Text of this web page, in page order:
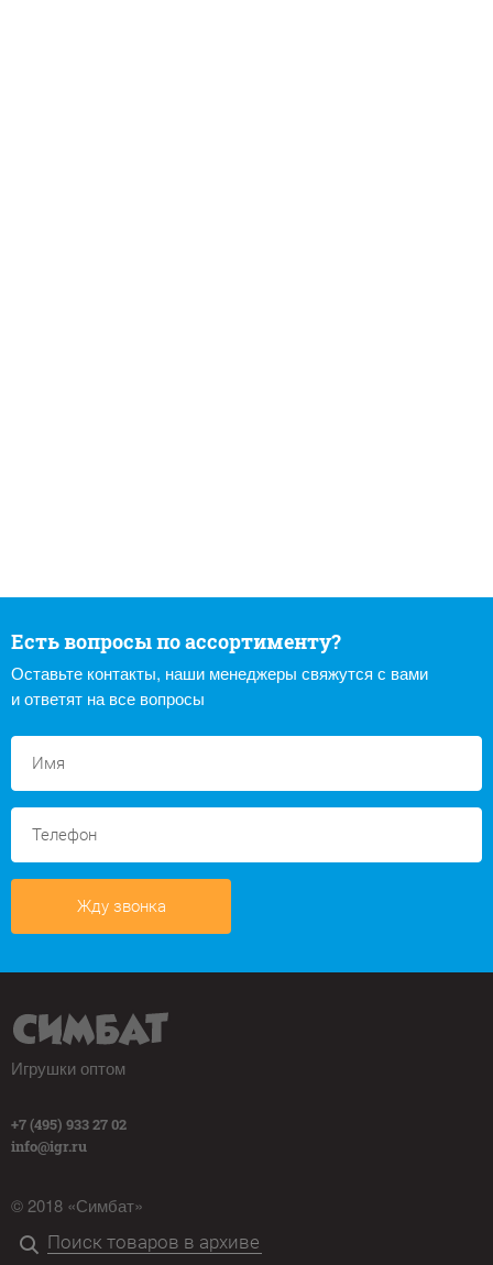
Есть вопросы по ассортименту?
Оставьте контакты, наши менеджеры свяжутся с вами
и ответят на все вопросы
Жду звонка
Игрушки оптом
+7 (495) 933 27 02
info@igr.ru
© 2018 «Симбат»